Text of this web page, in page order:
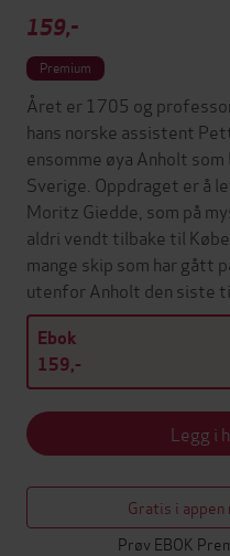
159,-
Premium
Året er 1705 og
hans norske assistent
ensomme øya Anholt
Sverige. Oppdraget er å
Moritz Giedde, som på
aldri vendt tilbake til
mange skip som har gått
utenfor Anholt den siste
Ebok
159,-
Legg i
Gratis i appen
Prøv EBOK